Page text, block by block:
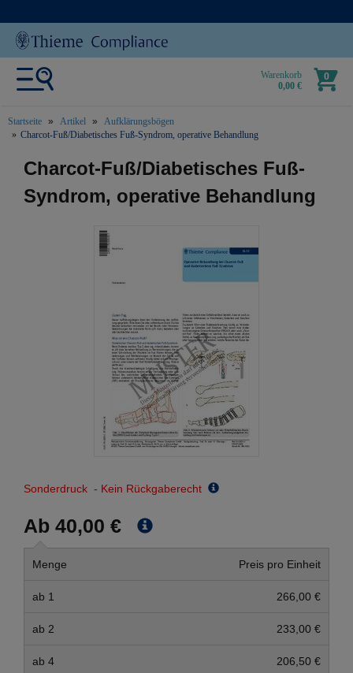
Warenkorb
0,00 €
0
Startseite Artikel
Aufklärungsbögen
Charcot-Fuß/Diabetisches Fuß-Syndrom, operative Behandlung
text.skipToContent
text.skipToNavigation
Charcot-Fuß/Diabetisches Fuß-
Syndrom, operative Behandlung
Sonderdruck - Kein Rückgaberecht
Ab 40,00 €
Menge Preis pro Einheit
ab 1 266,00 €
ab 2 233,00 €
ab 4 206,50 €